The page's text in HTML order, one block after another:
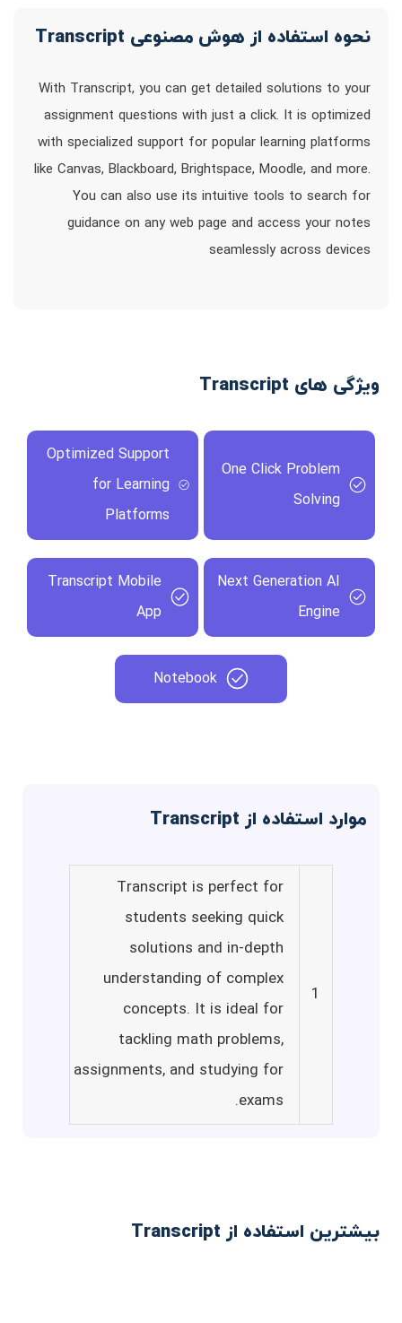
نحوه استفاده از هوش مصنوعی Transcript
With Transcript, you can get detailed solutions to your
assignment questions with just a click. It is optimized
with specialized support for popular learning platforms
like Canvas, Blackboard, Brightspace, Moodle, and more.
You can also use its intuitive tools to search for
guidance on any web page and access your notes
seamlessly across devices
ویژگی های Transcript
One Click Problem
Solving
Optimized Support
for Learning
Platforms
Next Generation AI
Engine
Transcript Mobile
App
Notebook
موارد استفاده از Transcript
1
Transcript is perfect for
students seeking quick
solutions and in-depth
understanding of complex
concepts. It is ideal for
tackling math problems,
assignments, and studying for
exams.
بیشترین استفاده از Transcript